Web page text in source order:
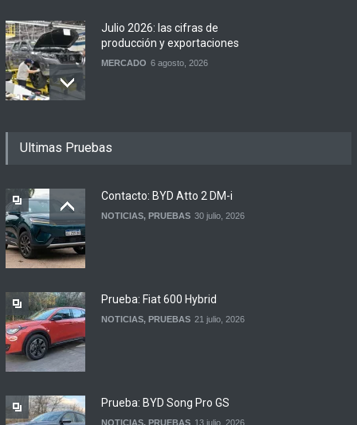
Julio 2026: las cifras de
producción y exportaciones
MERCADO 6 agosto, 2026
de agosto 2026 en
Ultimas Pruebas
Contacto: BYD Atto 2 DM-i
NOTICIAS, PRUEBAS 30 julio, 2026
Prueba: Fiat 600 Hybrid
NOTICIAS, PRUEBAS 21 julio, 2026
Prueba: BYD Song Pro GS
NOTICIAS, PRUEBAS 13 julio, 2026